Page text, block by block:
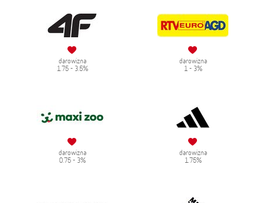
darowizna
1.75 - 3.5%
darowizna
1 - 3%
darowizna
0.75 - 3%
darowizna
1.75%